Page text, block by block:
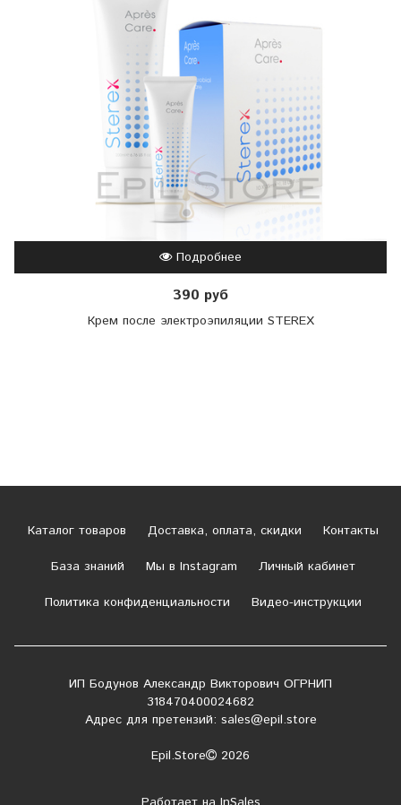
Подробнее
390 руб
Крем после электроэпиляции STEREX
Каталог товаров Доставка, оплата, скидки
Контакты
База знаний
Мы в Instagram
Личный кабинет
Политика конфиденциальности
Видео-инструкции
ИП Бодунов Александр Викторович ОГРНИП
318470400024682
Адрес для претензий: sales@epil.store
Epil.Store
2026